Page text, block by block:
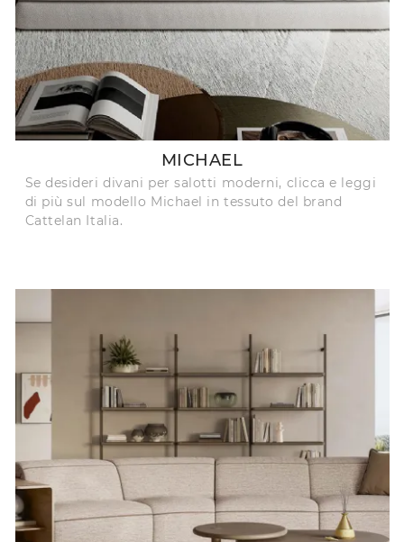
MICHAEL
Se desideri divani per salotti moderni, clicca e leggi
di più sul modello Michael in tessuto del brand
Cattelan Italia.